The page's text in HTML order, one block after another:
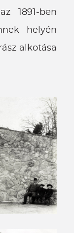
1891-ben
helyén
alkotása